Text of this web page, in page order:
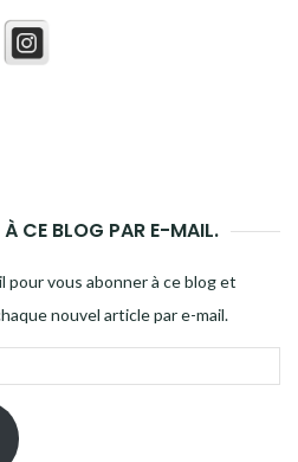
CE BLOG PAR E-MAIL.
pour vous abonner à ce blog et
nouvel article par e-mail.